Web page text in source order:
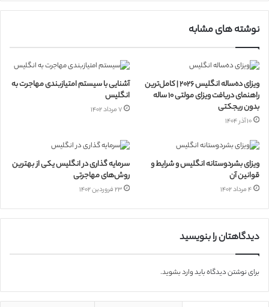
نوشته های مشابه
ویزای ده‌ساله انگلیس ۲۰۲۶ | کامل‌ترین
راهنمای دریافت ویزای مولتی ۱۰ ساله
بدون ریجکتی
۱۰ آذر ۱۴۰۴
آشنایی با سیستم امتیازبندی مهاجرت به
انگلیس
۷ مرداد ۱۴۰۲
ویزای بشردوستانه انگلیس و شرایط و
قوانین آن
۴ مرداد ۱۴۰۲
سرمایه گذاری در انگلیس یکی از بهترین
روش‌های مهاجرتی
۲۳ فروردین ۱۴۰۲
دیدگاهتان را بنویسید
برای نوشتن دیدگاه بایدوارد بشوید.